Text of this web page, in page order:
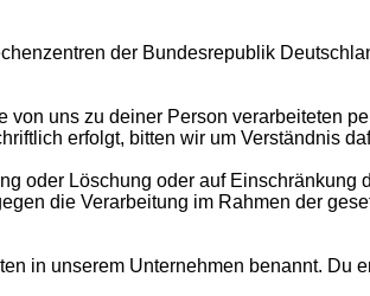
der Bundesrepublik
von uns zu deiner Person verarbeiteten
erfolgt, bitten wir um Verständnis
oder Löschung oder auf Einschränkung
die Verarbeitung im Rahmen der
in unserem Unternehmen benannt. Du